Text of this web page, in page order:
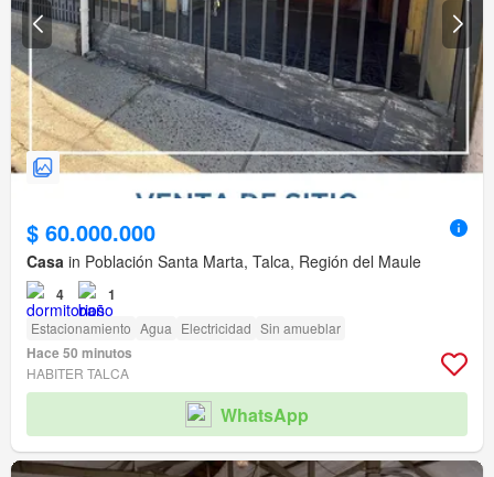
$ 60.000.000
Casa in Población Santa Marta, Talca, Región del Maule
4 1
Estacionamiento Agua Electricidad Sin amueblar
Hace 50 minutos
HABITER TALCA
WhatsApp